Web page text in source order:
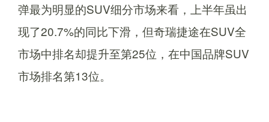
弹最为明显的SUV细分市场来看，上半年虽出
现了20.7%的同比下滑，但奇瑞捷途在SUV全
市场中排名却提升至第25位，在中国品牌SUV
市场排名第13位。